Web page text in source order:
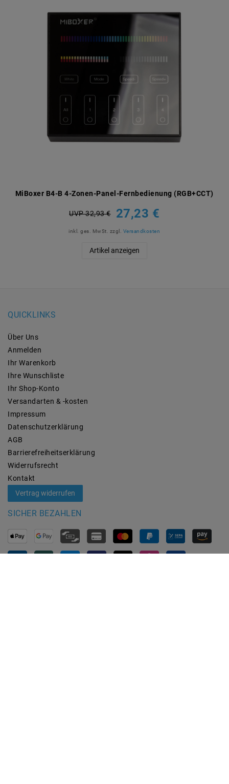
MiBoxer B4-B 4-Zonen-Panel-Fernbedienung (RGB+CCT)
UVP 32,93 € 27,23 €
inkl. ges. MwSt. zzgl. Versandkosten
Artikel anzeigen
QUICKLINKS
Über Uns
Anmelden
Ihr Warenkorb
Ihre Wunschliste
Ihr Shop-Konto
Versandarten & -kosten
Impressum
Daten­schutz­erklärung
AGB
Barrierefreiheitserklärung
Widerrufs­recht
Kontakt
Vertrag widerrufen
SICHER BEZAHLEN